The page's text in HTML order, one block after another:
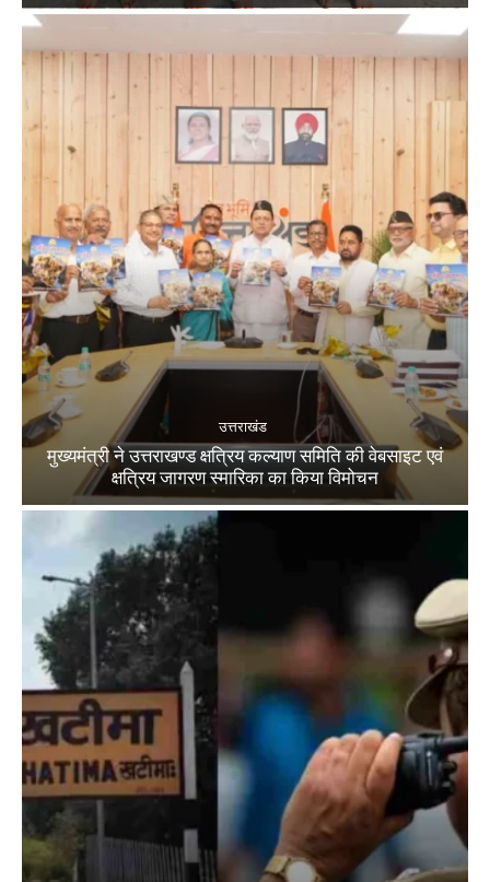
उत्तराखंड
मुख्यमंत्री ने उत्तराखण्ड क्षत्रिय कल्याण समिति की वेबसाइट एवं
क्षत्रिय जागरण स्मारिका का किया विमोचन